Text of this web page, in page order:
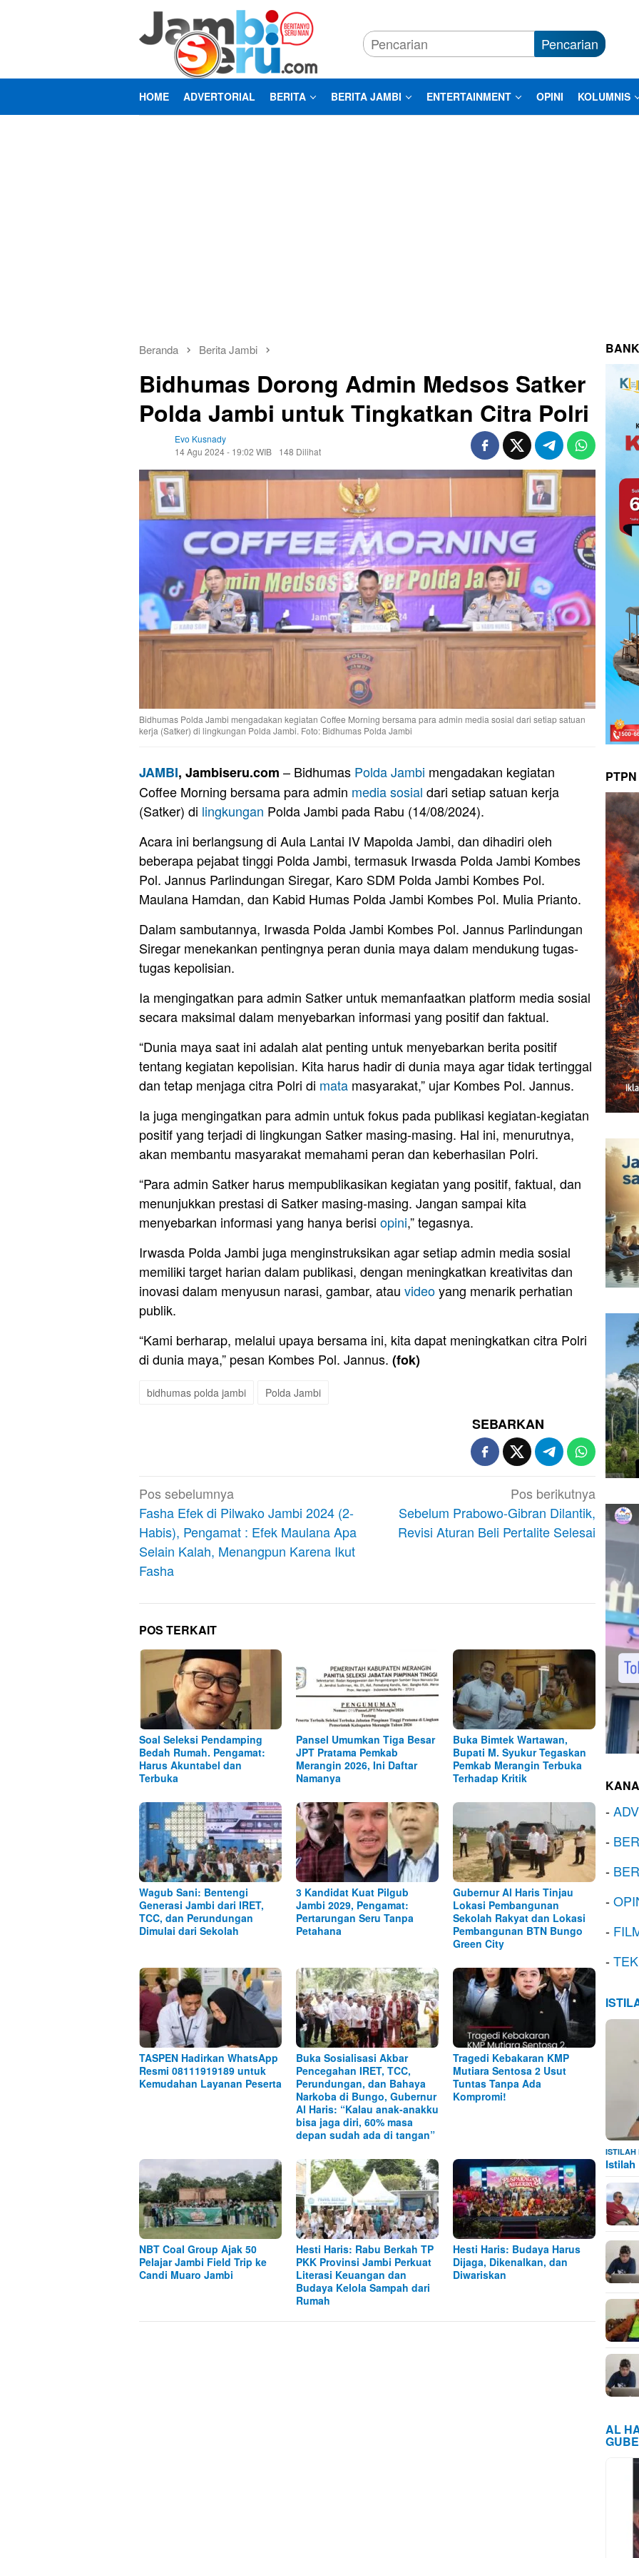
Pencarian
HOME ADVERTORIAL BERITA BERITA JAMBI ENTERTAINMENT OPINI KOLUMNIS
Beranda Berita Jambi
Bidhumas Dorong Admin Medsos Satker
Polda Jambi untuk Tingkatkan Citra Polri
Evo Kusnady
14 Agu 2024 - 19:02 WIB
148 Dilihat
Bidhumas Polda Jambi mengadakan kegiatan Coffee Morning bersama para admin media sosial dari setiap satuan
kerja (Satker) di lingkungan Polda Jambi. Foto: Bidhumas Polda Jambi
JAMBI, Jambiseru.com – Bidhumas Polda Jambi mengadakan kegiatan
Coffee Morning bersama para admin media sosial dari setiap satuan kerja
(Satker) di lingkungan Polda Jambi pada Rabu (14/08/2024).
Acara ini berlangsung di Aula Lantai IV Mapolda Jambi, dan dihadiri oleh
beberapa pejabat tinggi Polda Jambi, termasuk Irwasda Polda Jambi Kombes
Pol. Jannus Parlindungan Siregar, Karo SDM Polda Jambi Kombes Pol.
Maulana Hamdan, dan Kabid Humas Polda Jambi Kombes Pol. Mulia Prianto.
Dalam sambutannya, Irwasda Polda Jambi Kombes Pol. Jannus Parlindungan
Siregar menekankan pentingnya peran dunia maya dalam mendukung tugas-
tugas kepolisian.
Ia mengingatkan para admin Satker untuk memanfaatkan platform media sosial
secara maksimal dalam menyebarkan informasi yang positif dan faktual.
“Dunia maya saat ini adalah alat penting untuk menyebarkan berita positif
tentang kegiatan kepolisian. Kita harus hadir di dunia maya agar tidak tertinggal
dan tetap menjaga citra Polri di mata masyarakat,” ujar Kombes Pol. Jannus.
Ia juga mengingatkan para admin untuk fokus pada publikasi kegiatan-kegiatan
positif yang terjadi di lingkungan Satker masing-masing. Hal ini, menurutnya,
akan membantu masyarakat memahami peran dan keberhasilan Polri.
“Para admin Satker harus mempublikasikan kegiatan yang positif, faktual, dan
menunjukkan prestasi di Satker masing-masing. Jangan sampai kita
menyebarkan informasi yang hanya berisi opini,” tegasnya.
Irwasda Polda Jambi juga menginstruksikan agar setiap admin media sosial
memiliki target harian dalam publikasi, dengan meningkatkan kreativitas dan
inovasi dalam menyusun narasi, gambar, atau videoyang menarik perhatian
publik.
“Kami berharap, melalui upaya bersama ini, kita dapat meningkatkan citra Polri
di dunia maya,” pesan Kombes Pol. Jannus. (fok)
bidhumas polda jambi Polda Jambi
SEBARKAN
Navigasi
pos
Pos sebelumnya
Fasha Efek di Pilwako Jambi 2024 (2-
Habis), Pengamat : Efek Maulana Apa
Selain Kalah, Menangpun Karena Ikut
Fasha
Pos berikutnya
Sebelum Prabowo-Gibran Dilantik,
Revisi Aturan Beli Pertalite Selesai
POS TERKAIT
Soal Seleksi Pendamping
Bedah Rumah. Pengamat:
Harus Akuntabel dan
Terbuka
Pansel Umumkan Tiga Besar
JPT Pratama Pemkab
Merangin 2026, Ini Daftar
Namanya
Buka Bimtek Wartawan,
Bupati M. Syukur Tegaskan
Pemkab Merangin Terbuka
Terhadap Kritik
Wagub Sani: Bentengi
Generasi Jambi dari IRET,
TCC, dan Perundungan
Dimulai dari Sekolah
3 Kandidat Kuat Pilgub
Jambi 2029, Pengamat:
Pertarungan Seru Tanpa
Petahana
Gubernur Al Haris Tinjau
Lokasi Pembangunan
Sekolah Rakyat dan Lokasi
Pembangunan BTN Bungo
Green City
TASPEN Hadirkan WhatsApp
Resmi 08111919189 untuk
Kemudahan Layanan Peserta
Buka Sosialisasi Akbar
Pencegahan IRET, TCC,
Perundungan, dan Bahaya
Narkoba di Bungo, Gubernur
Al Haris: “Kalau anak-anakku
bisa jaga diri, 60% masa
depan sudah ada di tangan”
Tragedi Kebakaran KMP
Mutiara Sentosa 2 Usut
Tuntas Tanpa Ada
Kompromi!
NBT Coal Group Ajak 50
Pelajar Jambi Field Trip ke
Candi Muaro Jambi
Hesti Haris: Rabu Berkah TP
PKK Provinsi Jambi Perkuat
Literasi Keuangan dan
Budaya Kelola Sampah dari
Rumah
Hesti Haris: Budaya Harus
Dijaga, Dikenalkan, dan
Diwariskan
-
-
-
-
-
-
ISTILAH
Istilah
AL